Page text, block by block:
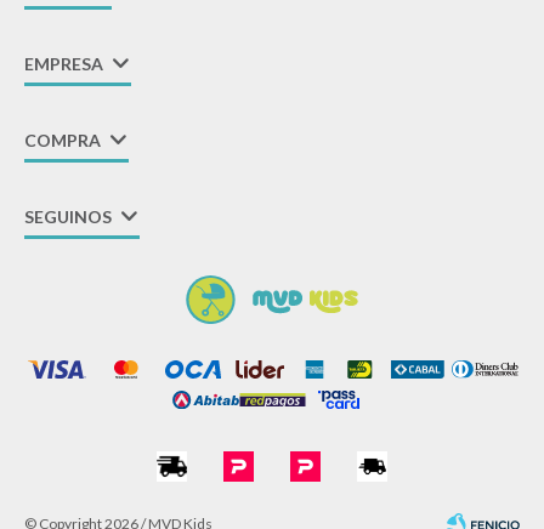
EMPRESA
COMPRA
SEGUINOS
© Copyright 2026 / MVD Kids